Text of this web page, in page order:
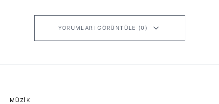
YORUMLARI GÖRÜNTÜLE (0)
MÜZIK